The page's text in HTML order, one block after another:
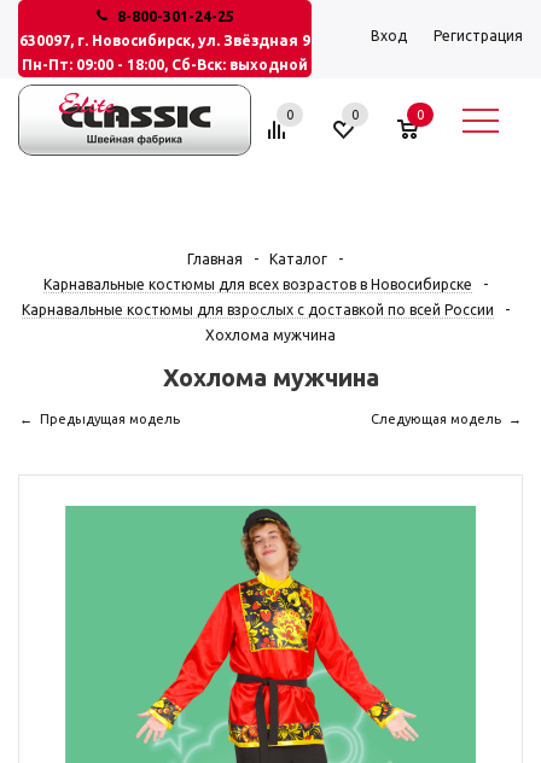
8-800-301-24-25
630097, г. Новосибирск, ул. Звёздная 9
Пн-Пт: 09:00 - 18:00, Сб-Вск: выходной
Вход Регистрация
0 0 0
Главная - Каталог
-
Карнавальные костюмы для всех возрастов в Новосибирске
-
Карнавальные костюмы для взрослых с доставкой по всей России
-
Хохлома мужчина
Хохлома мужчина
Предыдущая модель Следующая модель